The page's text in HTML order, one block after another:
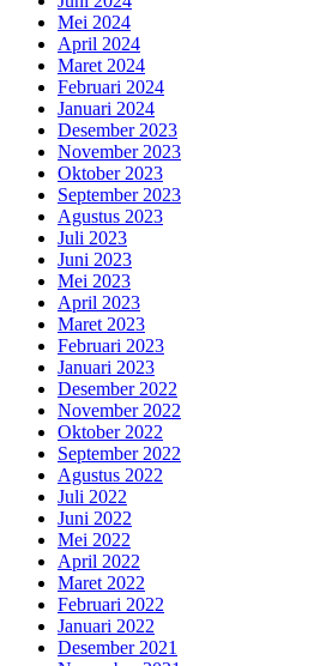
Mei 2024
April 2024
Maret 2024
Februari 2024
Januari 2024
Desember 2023
November 2023
Oktober 2023
September 2023
Agustus 2023
Juli 2023
Juni 2023
Mei 2023
April 2023
Maret 2023
Februari 2023
Januari 2023
Desember 2022
November 2022
Oktober 2022
September 2022
Agustus 2022
Juli 2022
Juni 2022
Mei 2022
April 2022
Maret 2022
Februari 2022
Januari 2022
Desember 2021